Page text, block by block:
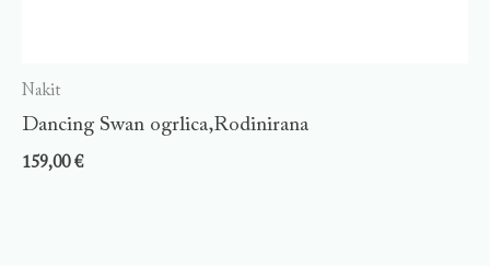
Nakit
Dancing Swan ogrlica,Rodinirana
159,00€